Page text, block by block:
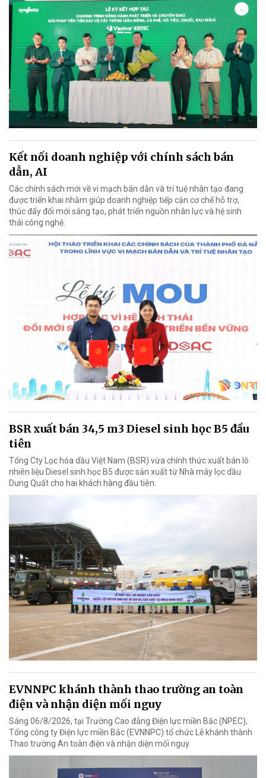
Kết nối doanh nghiệp với chính sách bán
dẫn, AI
Các chính sách mới về vi mạch bán dẫn và trí tuệ nhân tạo đang
được triển khai nhằm giúp doanh nghiệp tiếp cận cơ chế hỗ trợ,
thúc đẩy đổi mới sáng tạo, phát triển nguồn nhân lực và hệ sinh
thái công nghệ.
BSR xuất bán 34,5 m3 Diesel sinh học B5 đầu
tiên
Tổng Cty Lọc hóa dầu Việt Nam (BSR) vừa chính thức xuất bán lô
nhiên liệu Diesel sinh học B5 được sản xuất từ Nhà máy lọc dầu
Dung Quất cho hai khách hàng đầu tiên.
EVNNPC khánh thành thao trường an toàn
điện và nhận diện mối nguy
Sáng 06/8/2026, tại Trường Cao đẳng Điện lực miền Bắc (NPEC),
Tổng công ty Điện lực miền Bắc (EVNNPC) tổ chức Lễ khánh thành
Thao trường An toàn điện và nhận diện mối nguy.